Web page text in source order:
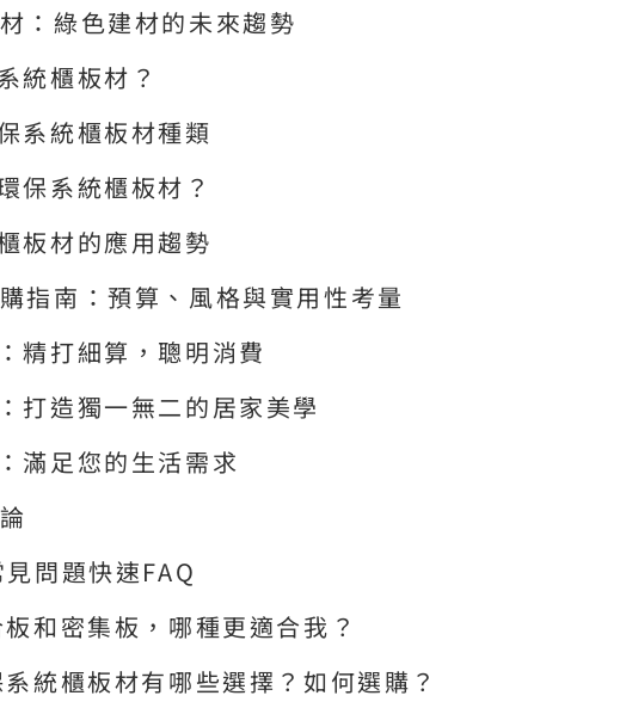
：綠色建材的未來趨勢
統櫃板材？
系統櫃板材種類
保系統櫃板材？
板材的應用趨勢
指南：預算、風格與實用性考量
精打細算，聰明消費
打造獨一無二的居家美學
滿足您的生活需求
問題快速FAQ
和密集板，哪種更適合我？
統櫃板材有哪些選擇？如何選購？